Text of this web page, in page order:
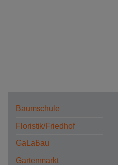
Baumschule
Floristik/Friedhof
GaLaBau
Gartenmarkt